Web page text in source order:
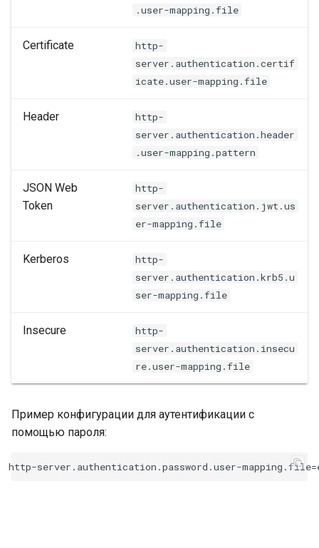
.user-mapping.file
Certificate
http-
server.authentication.certif
icate.user-mapping.file
Header
http-
server.authentication.header
.user-mapping.pattern
JSON Web
Token
http-
server.authentication.jwt.us
er-mapping.file
Kerberos
http-
server.authentication.krb5.u
ser-mapping.file
Insecure
http-
server.authentication.insecu
re.user-mapping.file
Пример конфигурации для аутентификации с
помощью пароля: